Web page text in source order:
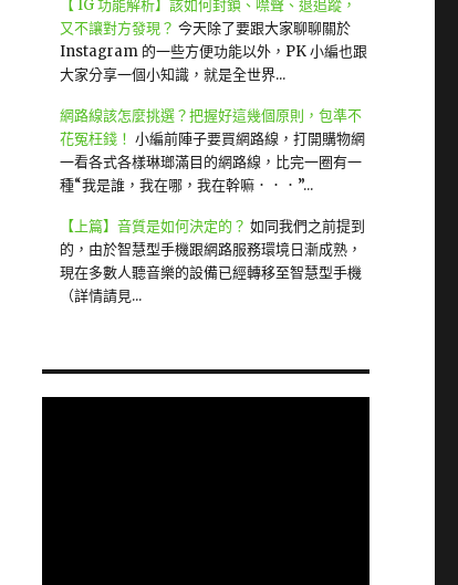
【 IG 功能解析】該如何封鎖、噤聲、退追蹤，
又不讓對方發現？ 今天除了要跟大家聊聊關於
Instagram 的一些方便功能以外，PK 小編也跟
大家分享一個小知識，就是全世界...
網路線該怎麼挑選？把握好這幾個原則，包準不
花冤枉錢！ 小編前陣子要買網路線，打開購物網
一看各式各樣琳瑯滿目的網路線，比完一圈有一
種“我是誰，我在哪，我在幹嘛．．．”...
【上篇】音質是如何決定的？ 如同我們之前提到
的，由於智慧型手機跟網路服務環境日漸成熟，
現在多數人聽音樂的設備已經轉移至智慧型手機
（詳情請見...